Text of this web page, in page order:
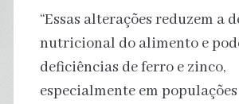
“Essas alterações reduzem a
nutricional do alimento e
deficiências de ferro e zinco,
especialmente em